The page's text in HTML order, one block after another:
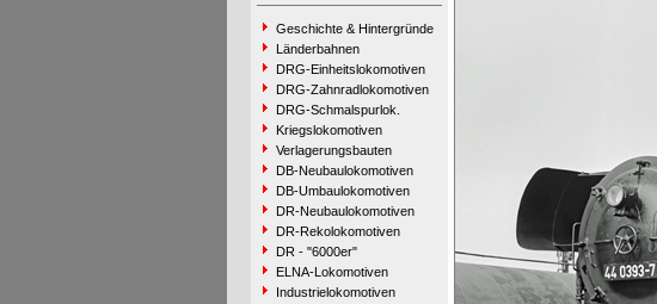
Geschichte & Hintergründe
Länderbahnen
DRG-Einheitslokomotiven
DRG-Zahnradlokomotiven
DRG-Schmalspurlok.
Kriegslokomotiven
Verlagerungsbauten
DB-Neubaulokomotiven
DB-Umbaulokomotiven
DR-Neubaulokomotiven
DR-Rekolokomotiven
DR - "6000er"
ELNA-Lokomotiven
Industrielokomotiven